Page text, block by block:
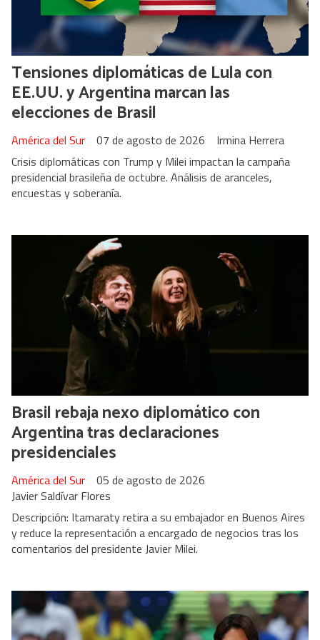
Tensiones diplomáticas de Lula con
EE.UU. y Argentina marcan las
elecciones de Brasil
Irmina Herrera
América del Sur
07 de agosto de 2026
Crisis diplomáticas con Trump y Milei impactan la campaña
presidencial brasileña de octubre. Análisis de aranceles,
encuestas y soberanía.
Brasil rebaja nexo diplomático con
Argentina tras declaraciones
presidenciales
Javier Saldívar Flores
América del Sur 05 de agosto de 2026
Descripción: Itamaraty retira a su embajador en Buenos Aires
y reduce la representación a encargado de negocios tras los
comentarios del presidente Javier Milei.